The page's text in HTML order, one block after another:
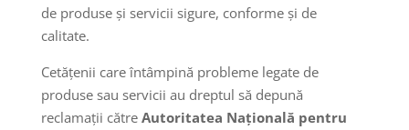
de produse și servicii sigure, conforme și de
calitate.
Cetățenii care întâmpină probleme legate de
produse sau servicii au dreptul să depună
reclamații către Autoritatea Națională pentru